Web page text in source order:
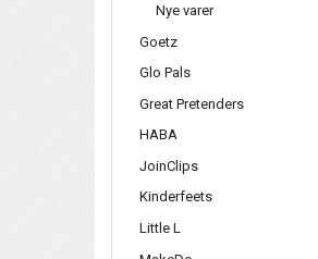
Nye varer
Goetz
Glo Pals
Great Pretenders
HABA
JoinClips
Kinderfeets
Little L